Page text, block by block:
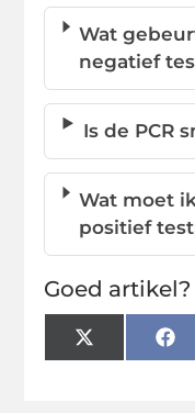
Wat
negatief
Is de PCR
Wat moet
positief
Goed
X
(Twitter)